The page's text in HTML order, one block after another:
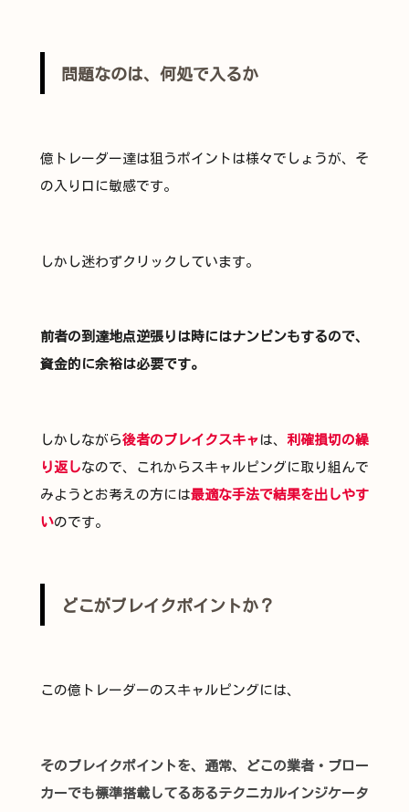
問題なのは、何処で入るか
億トレーダー達は狙うポイントは様々でしょうが、そ
の入り口に敏感です。
しかし迷わずクリックしています。
前者の到達地点逆張りは時にはナンピンもするので、
資金的に余裕は必要です。
しかしながら後者のブレイクスキャ は、 利確損切の繰
り返しなので、これからスキャルピングに取り組んで
みようとお考えの方には最適な手法で結果を出しやす
いのです。
どこがブレイクポイントか？
この億トレーダーのスキャルピングには、
そのブレイクポイントを、通常、どこの業者・ブロー
カーでも標準搭載してるあるテクニカルインジケータ